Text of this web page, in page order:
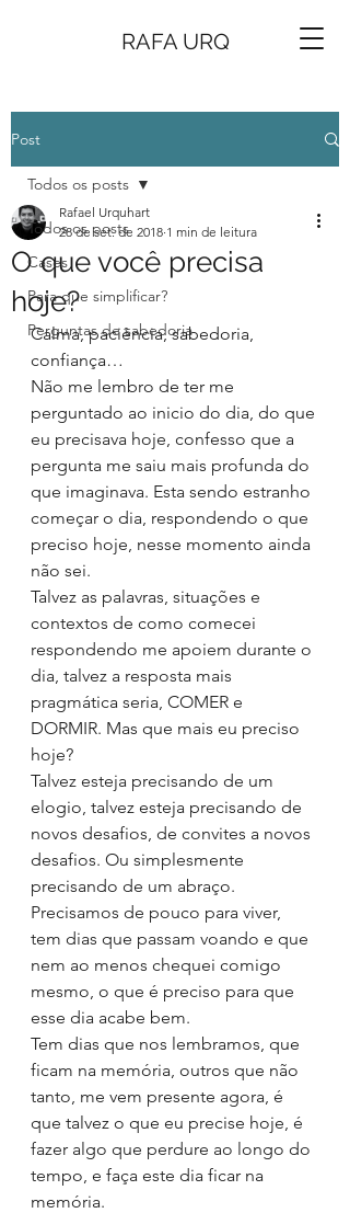
RAFA URQ
Post
Todos os posts
Cases
Para que simplificar?
Perguntas de sabedoria
Todos os posts
O que você precisa
hoje?
Rafael Urquhart
28 de set. de 2018 1 min de leitura
Calma, paciência, sabedoria,
confiança…
Não me lembro de ter me
perguntado ao inicio do dia, do que
eu precisava hoje, confesso que a
pergunta me saiu mais profunda do
que imaginava. Esta sendo estranho
começar o dia, respondendo o que
preciso hoje, nesse momento ainda
não sei.
Talvez as palavras, situações e
contextos de como comecei
respondendo me apoiem durante o
dia, talvez a resposta mais
pragmática seria, COMER e
DORMIR. Mas que mais eu preciso
hoje?
Talvez esteja precisando de um
elogio, talvez esteja precisando de
novos desafios, de convites a novos
desafios. Ou simplesmente
precisando de um abraço.
Precisamos de pouco para viver,
tem dias que passam voando e que
nem ao menos chequei comigo
mesmo, o que é preciso para que
esse dia acabe bem.
Tem dias que nos lembramos, que
ficam na memória, outros que não
tanto, me vem presente agora, é
que talvez o que eu precise hoje, é
fazer algo que perdure ao longo do
tempo, e faça este dia ficar na
memória.